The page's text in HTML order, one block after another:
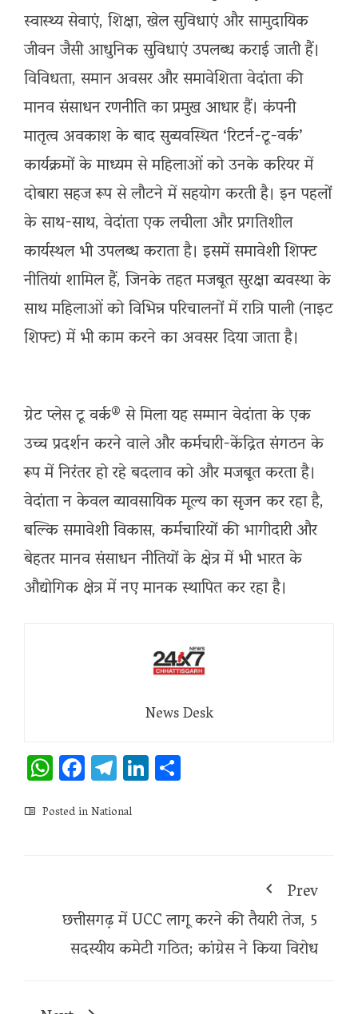
स्वास्थ्य सेवाएं, शिक्षा, खेल सुविधाएं और सामुदायिक
जीवन जैसी आधुनिक सुविधाएं उपलब्ध कराई जाती हैं।
​विविधता, समान अवसर और समावेशिता वेदांता की
मानव संसाधन रणनीति का प्रमुख आधार हैं। कंपनी
मातृत्व अवकाश के बाद सुव्यवस्थित ‘रिटर्न-टू-वर्क’
कार्यक्रमों के माध्यम से महिलाओं को उनके करियर में
दोबारा सहज रूप से लौटने में सहयोग करती है। इन पहलों
के साथ-साथ, वेदांता एक लचीला और प्रगतिशील
कार्यस्थल भी उपलब्ध कराता है। इसमें समावेशी शिफ्ट
नीतियां शामिल हैं, जिनके तहत मजबूत सुरक्षा व्यवस्था के
साथ महिलाओं को विभिन्न परिचालनों में रात्रि पाली (नाइट
शिफ्ट) में भी काम करने का अवसर दिया जाता है।
ग्रेट प्लेस टू वर्क® से मिला यह सम्मान वेदांता के एक
उच्च प्रदर्शन करने वाले और कर्मचारी-केंद्रित संगठन के
रूप में निरंतर हो रहे बदलाव को और मजबूत करता है।
वेदांता न केवल व्यावसायिक मूल्य का सृजन कर रहा है,
बल्कि समावेशी विकास, कर्मचारियों की भागीदारी और
बेहतर मानव संसाधन नीतियों के क्षेत्र में भी भारत के
औद्योगिक क्षेत्र में नए मानक स्थापित कर रहा है।
News Desk
WhatsApp
Facebook
Telegram
LinkedIn
Posted inNational
Prev
छत्तीसगढ़ में UCC लागू करने की तैयारी तेज, 5
सदस्यीय कमेटी गठित; कांग्रेस ने किया विरोध